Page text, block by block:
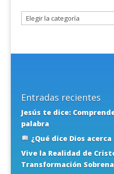
Entradas recientes
Jesús te dice:
palabra
¿Qué dice Dios
Vive la Realidad de
Transformación